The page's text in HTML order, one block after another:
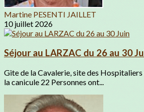
Martine PESENTI JAILLET
10 juillet 2026
Séjour au LARZAC du 26 au 30
Gite de la Cavalerie, site des
la canicule 22 Personnes ont...